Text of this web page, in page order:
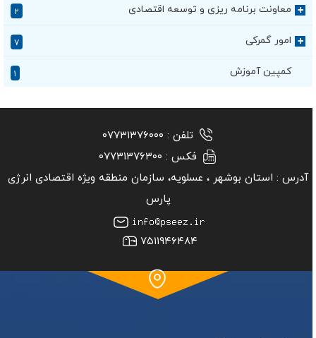
+ معاونت برنامه ریزی و توسعه اقتصادی ۲
+ امور گمرکی ۷
کمپین آموزش
تلفن : ۰۷۷۳۱۳۷۶۰۰۰
فکس : ۰۷۷۳۱۳۷۶۳۰۰
آدرس : استان بوشهر ‏، عسلویه، سازمان منطقه ویژه اقتصادی انرژی
پارس
۷۵۱۱۹۴۶۴۸۴